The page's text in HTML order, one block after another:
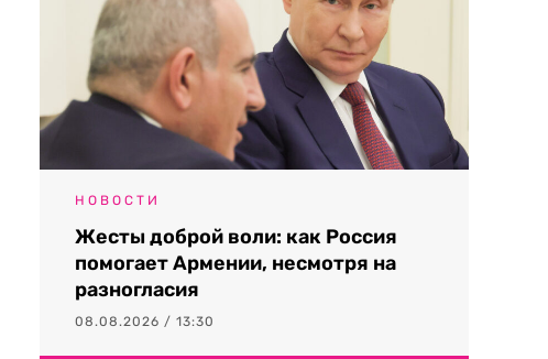
НОВОСТИ
Жесты доброй воли: как Россия
помогает Армении, несмотря на
разногласия
08.08.2026 / 13:30